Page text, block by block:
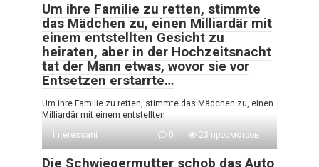
Um ihre Familie zu retten, stimmte
das Mädchen zu, einen Milliardär mit
einem entstellten Gesicht zu
heiraten, aber in der Hochzeitsnacht
tat der Mann etwas, wovor sie vor
Entsetzen erstarrte…
Um ihre Familie zu retten, stimmte das Mädchen zu, einen
Milliardär mit einem entstellten
Interessant
0 23 просмотров
Die Schwiegermutter schob das Auto